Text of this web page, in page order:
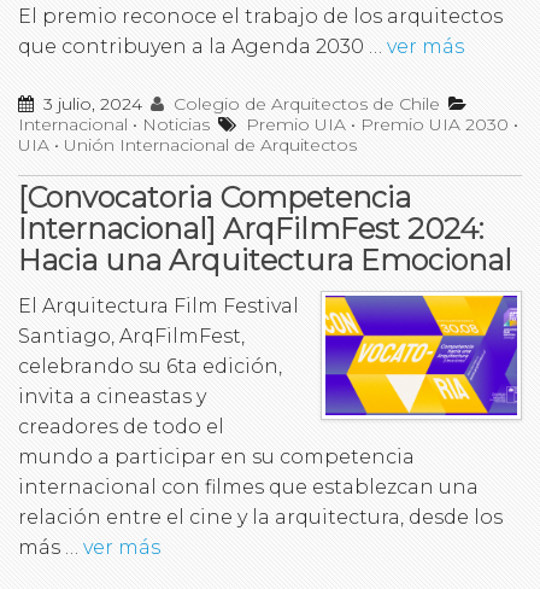
El premio reconoce el trabajo de los arquitectos
que contribuyen a la Agenda 2030 … ver más
3 julio, 2024
Colegio de Arquitectos de Chile
Internacional • Noticias Premio UIA • Premio UIA 2030 •
UIA • Unión Internacional de Arquitectos
[Convocatoria Competencia
Internacional] ArqFilmFest 2024:
Hacia una Arquitectura Emocional
El Arquitectura Film Festival
Santiago, ArqFilmFest,
celebrando su 6ta edición,
invita a cineastas y
creadores de todo el
mundo a participar en su competencia
internacional con filmes que establezcan una
relación entre el cine y la arquitectura, desde los
más … ver más